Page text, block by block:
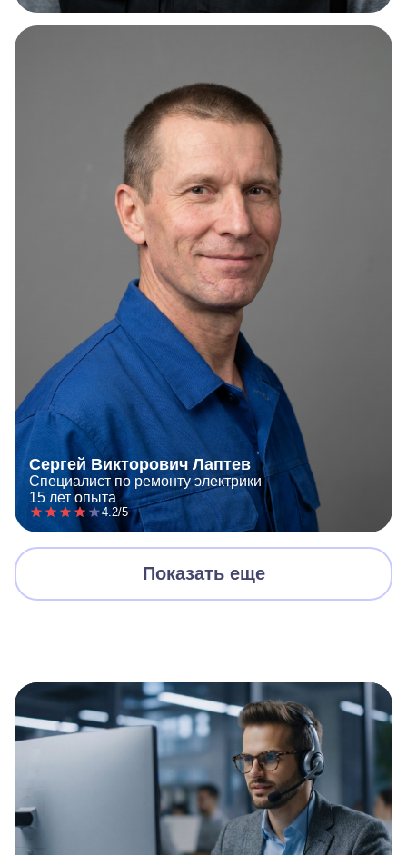
Сергей Викторович Лаптев
Специалист по ремонту электрики
15 лет опыта
4.2/5
Показать еще